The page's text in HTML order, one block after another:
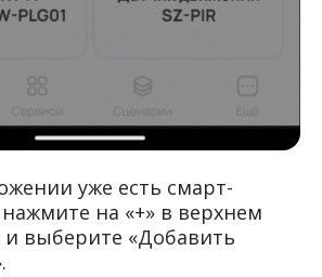
уже есть смарт-
на «+» в верхнем
и выберите «Добавить